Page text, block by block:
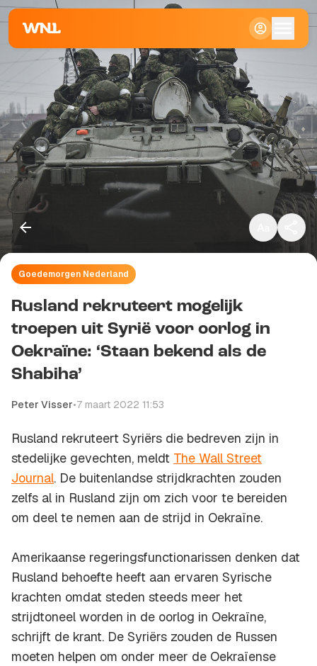
Klein
Standaard
Groot
Goedemorgen Nederland
Rusland rekruteert mogelijk
troepen uit Syrië voor oorlog in
Oekraïne: ‘Staan bekend als de
Shabiha’
Peter Visser•7 maart 2022 11:53
Rusland rekruteert Syriërs die bedreven zijn in
stedelijke gevechten, meldt The Wall Street
Journal. De buitenlandse strijdkrachten zouden
zelfs al in Rusland zijn om zich voor te bereiden
om deel te nemen aan de strijd in Oekraïne.
Amerikaanse regeringsfunctionarissen denken dat
Rusland behoefte heeft aan ervaren Syrische
krachten omdat steden steeds meer het
strijdtoneel worden in de oorlog in Oekraïne,
schrijft de krant. De Syriërs zouden de Russen
moeten helpen om onder meer de Oekraïense